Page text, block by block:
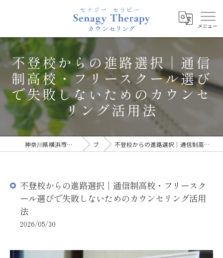
不登校からの進路選択｜通信
制高校・フリースクール選び
で失敗しないためのカウンセ
リング活用法
神奈川県横浜市のカウンセリングならSenagy Therapy ブログ 不登校からの進路選択｜通信制高校・フリースクール選びで失敗しないためのカウンセリング活用法
不登校からの進路選択｜通信制高校・フリースク
ール選びで失敗しないためのカウンセリング活用
法
2026/05/30